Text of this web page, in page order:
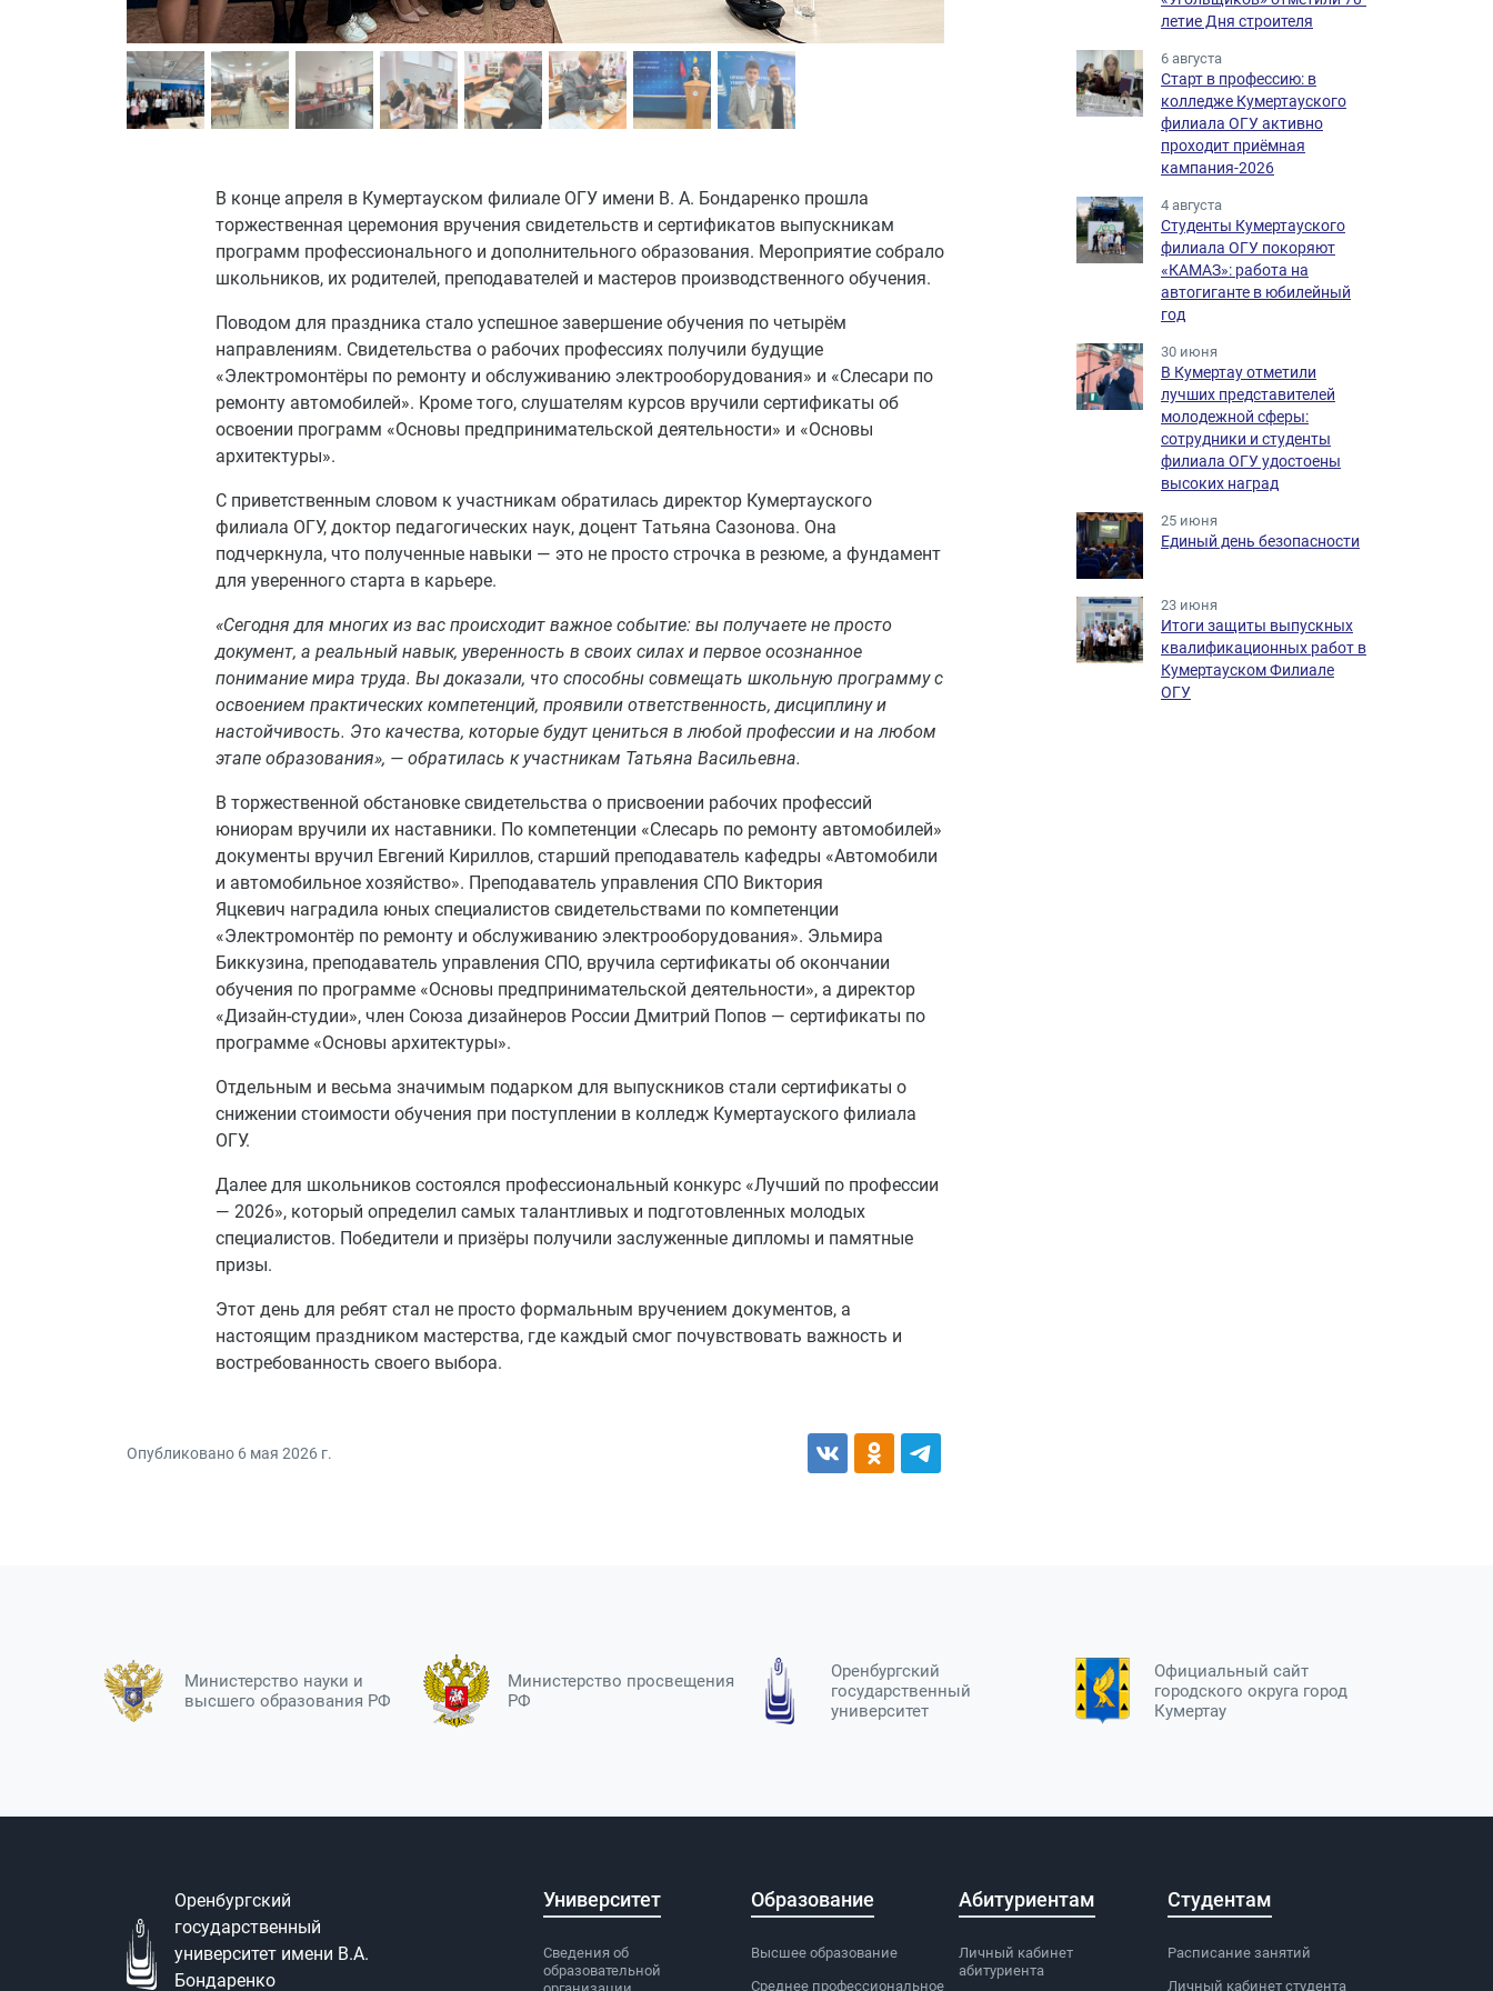
В конце апреля в Кумертауском филиале ОГУ имени В. А. Бондаренко прошла
торжественная церемония вручения свидетельств и сертификатов выпускникам
программ профессионального и дополнительного образования. Мероприятие собрало
школьников, их родителей, преподавателей и мастеров производственного обучения.
Поводом для праздника стало успешное завершение обучения по четырём
направлениям. Свидетельства о рабочих профессиях получили будущие
«Электромонтёры по ремонту и обслуживанию электрооборудования» и «Слесари по
ремонту автомобилей». Кроме того, слушателям курсов вручили сертификаты об
освоении программ «Основы предпринимательской деятельности» и «Основы
архитектуры».
С приветственным словом к участникам обратилась директор Кумертауского
филиала ОГУ, доктор педагогических наук, доцент Татьяна Сазонова. Она
подчеркнула, что полученные навыки — это не просто строчка в резюме, а фундамент
для уверенного старта в карьере.
«Сегодня для многих из вас происходит важное событие: вы получаете не просто
документ, а реальный навык, уверенность в своих силах и первое осознанное
понимание мира труда. Вы доказали, что способны совмещать школьную программу с
освоением практических компетенций, проявили ответственность, дисциплину и
настойчивость. Это качества, которые будут цениться в любой профессии и на любом
этапе образования», — обратилась к участникам Татьяна Васильевна.
В торжественной обстановке свидетельства о присвоении рабочих профессий
юниорам вручили их наставники. По компетенции «Слесарь по ремонту автомобилей»
документы вручил Евгений Кириллов, старший преподаватель кафедры «Автомобили
и автомобильное хозяйство». Преподаватель управления СПО Виктория
Яцкевич наградила юных специалистов свидетельствами по компетенции
«Электромонтёр по ремонту и обслуживанию электрооборудования». Эльмира
Биккузина, преподаватель управления СПО, вручила сертификаты об окончании
обучения по программе «Основы предпринимательской деятельности», а директор
«Дизайн-студии», член Союза дизайнеров России Дмитрий Попов — сертификаты по
программе «Основы архитектуры».
Отдельным и весьма значимым подарком для выпускников стали сертификаты о
снижении стоимости обучения при поступлении в колледж Кумертауского филиала
ОГУ.
Далее для школьников состоялся профессиональный конкурс «Лучший по профессии
— 2026», который определил самых талантливых и подготовленных молодых
специалистов. Победители и призёры получили заслуженные дипломы и памятные
призы.
Этот день для ребят стал не просто формальным вручением документов, а
настоящим праздником мастерства, где каждый смог почувствовать важность и
востребованность своего выбора.
Опубликовано 6 мая 2026 г.
летие Дня строителя
6 августа
Старт в профессию: в
колледже Кумертауского
филиала ОГУ активно
проходит приёмная
кампания-2026
4 августа
Студенты Кумертауского
филиала ОГУ покоряют
«КАМАЗ»: работа на
автогиганте в юбилейный
год
30 июня
В Кумертау отметили
лучших представителей
молодежной сферы:
сотрудники и студенты
филиала ОГУ удостоены
высоких наград
25 июня
Единый день безопасности
23 июня
Итоги защиты выпускных
квалификационных работ в
Кумертауском Филиале
ОГУ
Министерство науки и
высшего образования РФ
Министерство просвещения
РФ
Оренбургский
государственный
университет
Официальный сайт
городского округа город
Кумертау
Оренбургский
государственный
университет имени В.А.
Бондаренко
Университет
Сведения об
образовательной
Образование
Высшее образование
Среднее профессиональное
Абитуриентам
Личный кабинет
абитуриента
Студентам
Расписание занятий
Личный кабинет студента